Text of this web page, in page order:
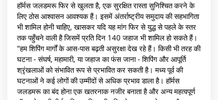
हॉर्मस जलडमरू फिर से खुलता है, एक सुरक्षित रास्ता सुनिश्चित करने के
लिए ठोस आश्वासन आवश्यक हैं। इसमें अंतर्राष्ट्रीय समुदाय की सहभागिता
भी शामिल होनी चाहिए, खासकर यदि यह मांग फिर से युद्ध से पहले के स्तर
तक पहुँचने वाली है जिसमें प्रति दिन 140 जहाज भी शामिल हो सकते हैं।
"हम शिपिंग मार्गों के आस-पास बढ़ती असुरक्षा देख रहे हैं। किसी भी तरह की
घटना - संघर्ष, महामारी, या जहाज का फंस जाना - शिपिंग और आपूर्ति
श्रृंखलाओं को संभावित रूप से प्रभावित कर सकती है। मध्य पूर्व की
घटनाओं ने कई लोगों की उम्मीदों से अधिक प्रभाव डाला है। हॉर्मस
जलडमरू का बंद होना एक खतरनाक नजीर बनाता है और अन्य महत्वपूर्ण